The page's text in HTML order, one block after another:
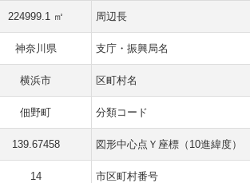
224999.1 ㎡ 周辺長
神奈川県 支庁・振興局名
横浜市 区町村名
佃野町 分類コード
139.67458 図形中心点Ｙ座標（10進緯度）
14 市区町村番号